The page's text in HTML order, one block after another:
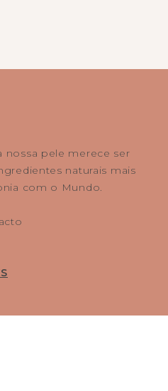
nossa pele merece ser
naturais mais
com o Mundo.